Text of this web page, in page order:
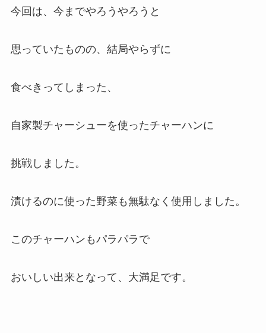
今回は、今までやろうやろうと
思っていたものの、結局やらずに
食べきってしまった、
自家製チャーシューを使ったチャーハンに
挑戦しました。
漬けるのに使った野菜も無駄なく使用しました。
このチャーハンもパラパラで
おいしい出来となって、大満足です。